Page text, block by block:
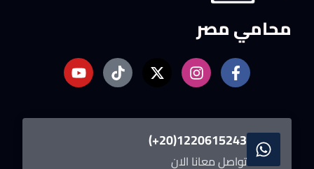
محامي مصر
1220615243(20+)
تواصل معانا الان